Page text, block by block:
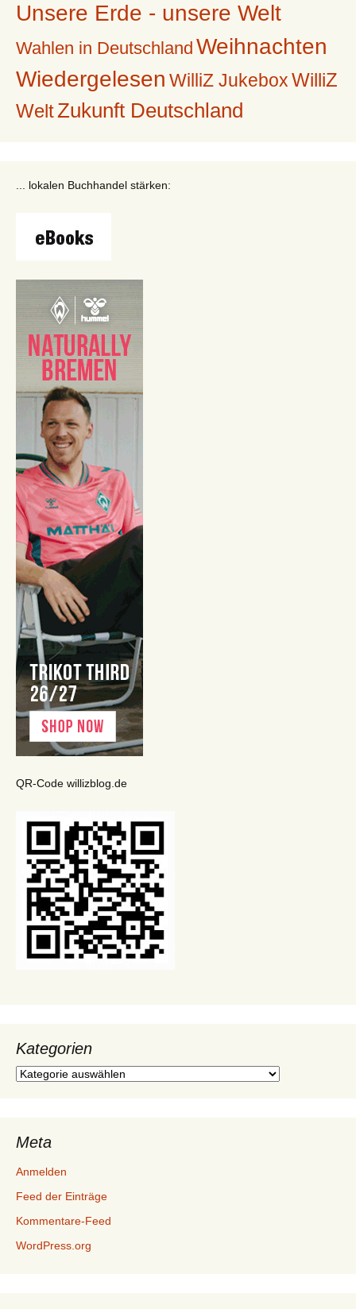
Unsere Erde - unsere Welt
Wahlen in Deutschland Weihnachten
Wiedergelesen WilliZ Jukebox WilliZ
WeltZukunft Deutschland
... lokalen Buchhandel stärken:
QR-Code willizblog.de
Kategorien
Kategorien
Meta
Anmelden
Feed der Einträge
Kommentare-Feed
WordPress.org